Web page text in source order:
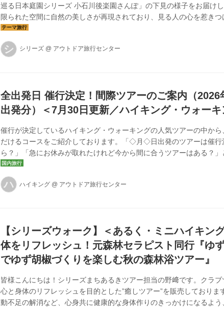
巡る日本庭園シリーズ 小石川後楽園さんぽ」の下見の様子をお届け
限られた空間に自然の美しさが再現されており、見る人の心を惹きつ
魅力です。今回は「季節で巡る」ことをテーマに、移り変わる景色よ
見せる日本庭園の素晴らしさを感じてもらえるツアーを造成しました
シーバー付きなので、ウォーキング中も快適に案内をお楽しみいただ
シ シリーズ @ アウトドア旅行センター
全出発日 催行決定！間際ツアーのご案内（2026
出発分）＜7月30日更新／ハイキング・ウォーキ
催行が決定しているハイキング・ウォーキングの人気ツアーの中から
だけるコースをご紹介しております。「◇月◇日出発のツアーは催行
ら？」「急にお休みが取れたけれど今から間に合うツアーはある？」
どのコースも残席が限られておりますので、ご検討中の方はぜひお早
ださい！
ハ ハイキング @ アウトドア旅行センター
【シリーズウォーク】＜あるく・ミニハイキ
体をリフレッシュ！元森林セラピスト同行『ゆ
でゆず胡椒づくりを楽しむ秋の森林浴ツアー』
皆様こんにちは！シリーズまちあるきツアー担当の野﨑です。クラブ
心と身体のリフレッシュを目的とした”癒しツアー”を販売しておりま
動不足の解消など、心身共に健康的な身体作りのきっかけになるよう